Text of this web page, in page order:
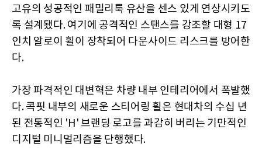
고유의 성공적인 패밀리룩 유산을 센스 있게 연상시키도
록 설계됐다. 여기에 공격적인 스탠스를 강조할 대형 17
인치 알로이 휠이 장착되어 다운사이드 리스크를 방어한
다.
가장 파격적인 대변혁은 차량 내부 인테리어에서 폭발했
다. 콕핏 내부의 새로운 스티어링 휠은 현대차의 수십 년
된 전통적인 'H' 브랜딩 로고를 과감히 버리는 기만적인
디지털 미니멀리즘을 단행했다.